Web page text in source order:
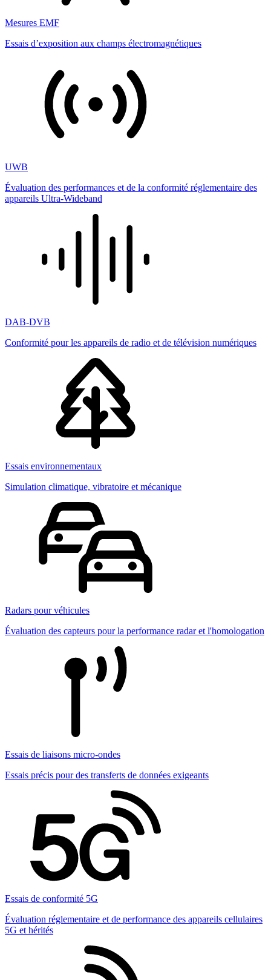
Mesures EMF
Essais d’exposition aux champs électromagnétiques
UWB
Évaluation des performances et de la conformité réglementaire des
appareils Ultra-Wideband
DAB-DVB
Conformité pour les appareils de radio et de télévision numériques
Essais environnementaux
Simulation climatique, vibratoire et mécanique
Radars pour véhicules
Évaluation des capteurs pour la performance radar et l'homologation
Essais de liaisons micro-ondes
Essais précis pour des transferts de données exigeants
Essais de conformité 5G
Évaluation réglementaire et de performance des appareils cellulaires
5G et hérités